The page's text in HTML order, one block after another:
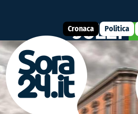
Cronaca Politica